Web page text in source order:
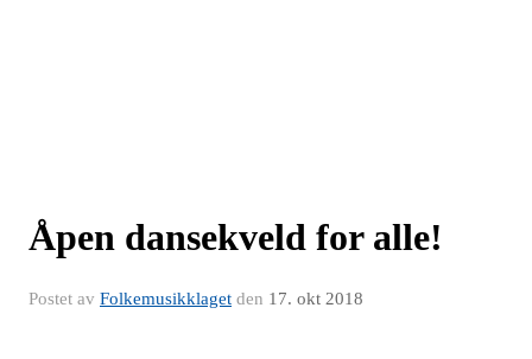
Åpen dansekveld for alle!
Postet av Folkemusikklaget den 17. okt 2018